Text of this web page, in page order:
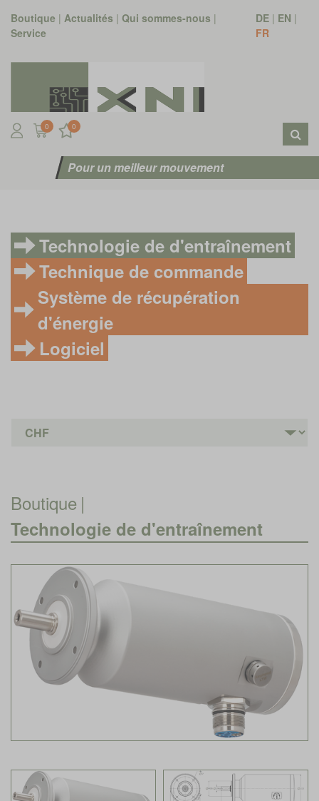
Boutique | Actualités | Qui sommes-nous |
Service
DE| EN |
FR
0 0
Pour un meilleur mouvement
Technologie de d'entraînement
Technique de commande
Système de récupération
d'énergie
Logiciel
Boutique |
Technologie de d'entraînement